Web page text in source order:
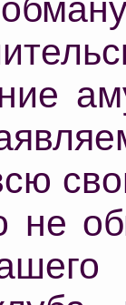
не